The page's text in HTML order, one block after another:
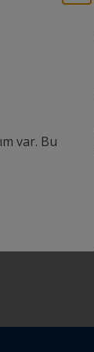
var. Bu
inovasyon ve